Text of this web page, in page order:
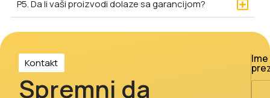
P5. Da li vaši proizvodi dolaze sa garancijom?
Kontakt
Spremni da
Ime